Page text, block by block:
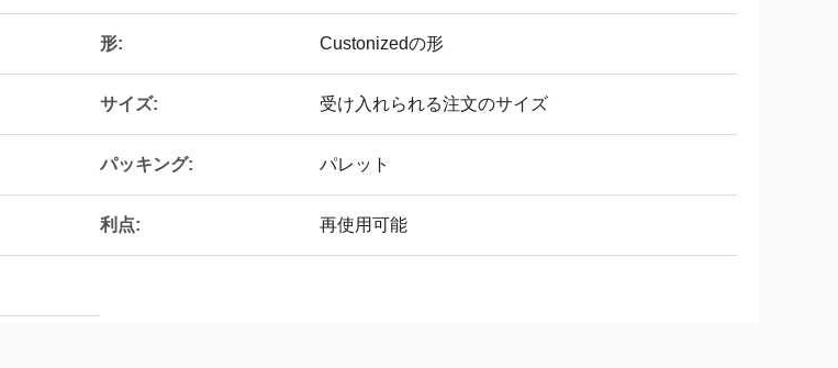
形: Custonizedの形
サイズ: 受け入れられる注文のサイズ
パッキング: パレット
利点: 再使用可能